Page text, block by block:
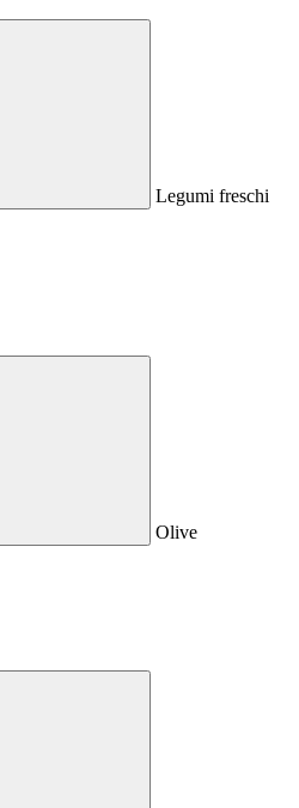
Legumi freschi
Olive